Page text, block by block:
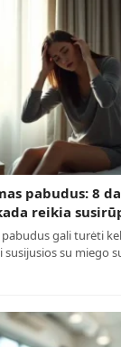
pabudus: 8
reikia
gali turėti
susijusios su miego